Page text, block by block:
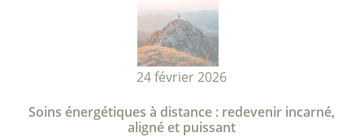
24 février 2026
Soins énergétiques à distance : redevenir incarné,
aligné et puissant